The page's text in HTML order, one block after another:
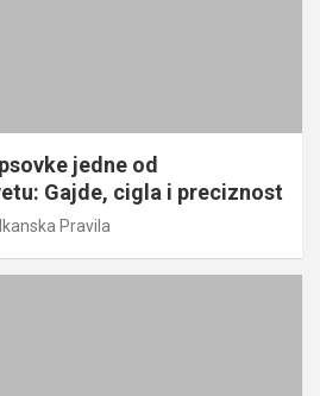
jedne od
Gajde, cigla i preciznost
Pravila